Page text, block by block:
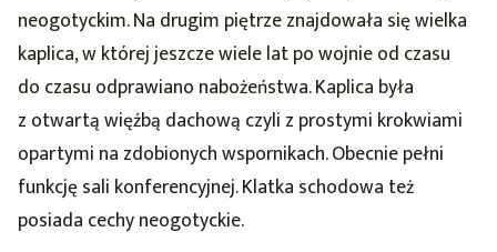
neogotyckim. Na drugim piętrze znajdowała się wielka
kaplica, w której jeszcze wiele lat po wojnie od czasu
do czasu odprawiano nabożeństwa. Kaplica była
z otwartą więźbą dachową czyli z prostymi krokwiami
opartymi na zdobionych wspornikach. Obecnie pełni
funkcję sali konferencyjnej. Klatka schodowa też
posiada cechy neogotyckie.